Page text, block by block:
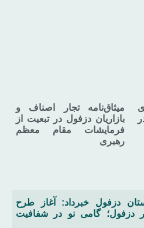
میثاق‌نامه تجار اصناف و
بازاریان دزفول در تبعیت از
فرمایشات مقام معظم
رهبری
دزفول خبرداد: آغاز طرح
دزفول؛ گامی نو در شفافیت